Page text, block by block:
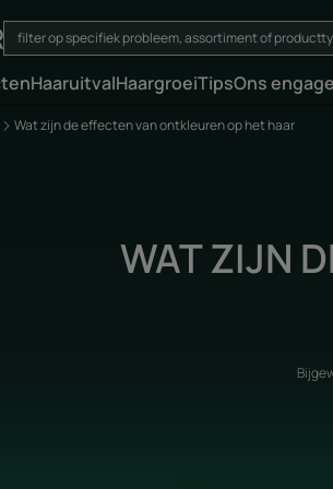
HaaruitvalHaargroeiTipsOns
Wat zijn de effecten van ontkleuren op het haar
WAT ZIJN